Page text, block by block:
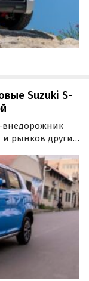
Suzuki S-
внедорожник
рынков других
минимум
дня».